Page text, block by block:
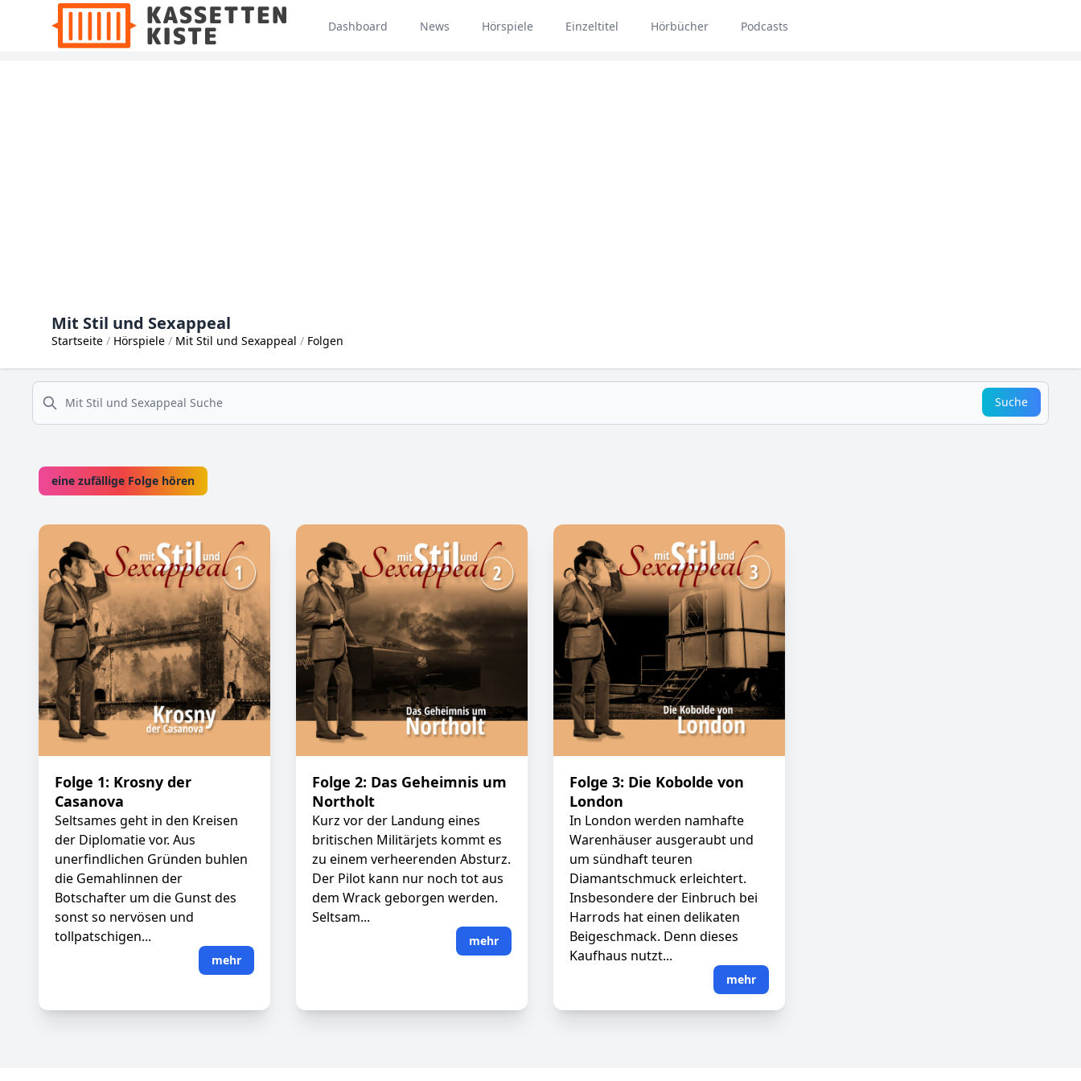
Dashboard News Hörspiele Einzeltitel Hörbücher Podcasts
Mit Stil und Sexappeal
Startseite Hörspiele Mit Stil und Sexappeal Folgen
suche
Suche
eine zufällige Folge hören
Folge 1: Krosny der
Casanova
Seltsames geht in den Kreisen
der Diplomatie vor. Aus
unerfindlichen Gründen buhlen
die Gemahlinnen der
Botschafter um die Gunst des
sonst so nervösen und
tollpatschigen...
mehr
Folge 2: Das Geheimnis um
Northolt
Kurz vor der Landung eines
britischen Militärjets kommt es
zu einem verheerenden Absturz.
Der Pilot kann nur noch tot aus
dem Wrack geborgen werden.
Seltsam...
mehr
Folge 3: Die Kobolde von
London
In London werden namhafte
Warenhäuser ausgeraubt und
um sündhaft teuren
Diamantschmuck erleichtert.
Insbesondere der Einbruch bei
Harrods hat einen delikaten
Beigeschmack. Denn dieses
Kaufhaus nutzt...
mehr